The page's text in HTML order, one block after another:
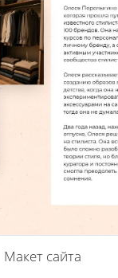
Макет сайта